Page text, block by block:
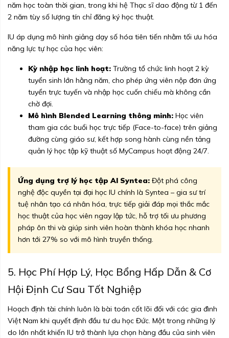
năm học toàn thời gian, trong khi hệ Thạc sĩ dao động từ 1 đến
2 năm tùy số lượng tín chỉ đăng ký học thuật.
IU áp dụng mô hình giảng dạy số hóa tiên tiến nhằm tối ưu hóa
năng lực tự học của học viên:
Kỳ nhập học linh hoạt: Trường tổ chức linh hoạt 2 kỳ
tuyển sinh lớn hằng năm, cho phép ứng viên nộp đơn ứng
tuyển trực tuyến và nhập học cuốn chiếu mà không cần
chờ đợi.
Mô hình Blended Learning thông minh: Học viên
tham gia các buổi học trực tiếp (Face-to-face) trên giảng
đường cùng giáo sư, kết hợp song hành cùng nền tảng
quản lý học tập kỹ thuật số MyCampus hoạt động 24/7.
Ứng dụng trợ lý học tập AI Syntea: Đột phá công
nghệ độc quyền tại đại học IU chính là Syntea – gia sư trí
tuệ nhân tạo cá nhân hóa, trực tiếp giải đáp mọi thắc mắc
học thuật của học viên ngay lập tức, hỗ trợ tối ưu phương
pháp ôn thi và giúp sinh viên hoàn thành khóa học nhanh
hơn tới 27% so với mô hình truyền thống.
5. Học Phí Hợp Lý, Học Bổng Hấp Dẫn & Cơ
Hội Định Cư Sau Tốt Nghiệp
Hoạch định tài chính luôn là bài toán cốt lõi đối với các gia đình
Việt Nam khi quyết định đầu tư du học Đức. Một trong những lý
do lớn nhất khiến IU trở thành lựa chọn hàng đầu của sinh viên